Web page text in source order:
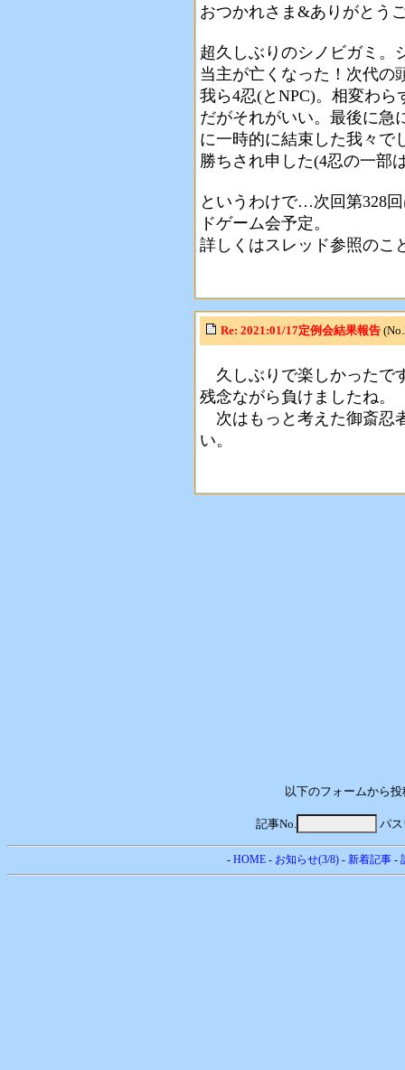
おつかれさま&ありがとう
超久しぶりのシノビガミ。
当主が亡くなった！次代の
我ら4忍(とNPC)。相変わ
だがそれがいい。最後に急
に一時的に結束した我々で
勝ちされ申した(4忍の一部
というわけで…次回第328
ドゲーム会予定。
詳しくはスレッド参照のこ
Re: 2021:01/17定例会結果報告
久しぶりで楽しかったで
残念ながら負けましたね。
次はもっと考えた御斎忍
い。
以下のフォームから
記事No. パ
- HOME- お知らせ(3/8)- 新着記事-